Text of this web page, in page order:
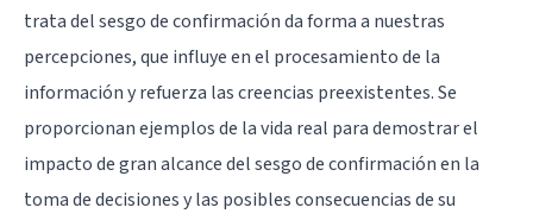
trata del sesgo de confirmación da forma a nuestras
percepciones, que influye en el procesamiento de la
información y refuerza las creencias preexistentes. Se
proporcionan ejemplos de la vida real para demostrar el
impacto de gran alcance del sesgo de confirmación en la
toma de decisiones y las posibles consecuencias de su